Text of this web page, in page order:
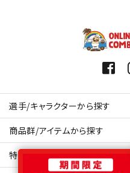
選手/キャラクターから探す
商品群/アイテムから探す
特集ページを見てみる